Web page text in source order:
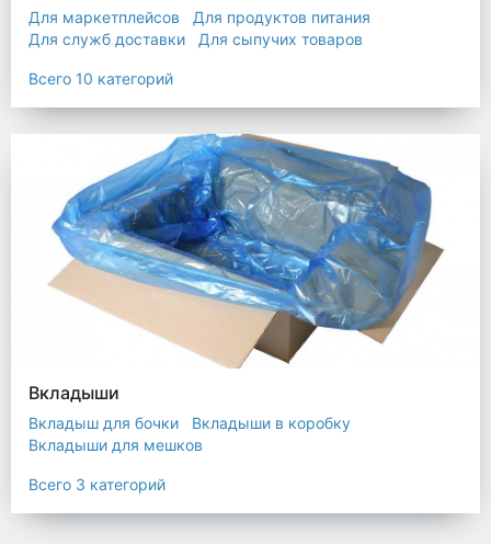
Для маркетплейсов
Для продуктов питания
Для служб доставки
Для сыпучих товаров
Промышленная упаковка
Прочая полиэтиленовая упаковка
Всего 10 категорий
Вкладыши
Вкладыш для бочки
Вкладыши в коробку
Вкладыши для мешков
Всего 3 категорий